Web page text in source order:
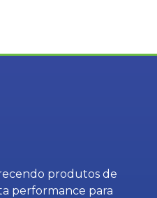
produtos de
performance para